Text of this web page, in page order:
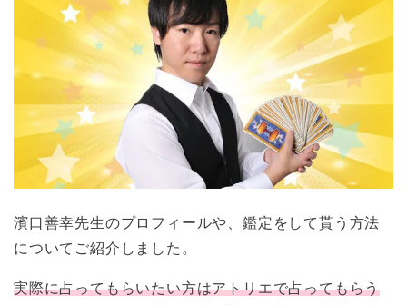
濱口善幸先生のプロフィールや、鑑定をして貰う方法
についてご紹介しました。
実際に占ってもらいたい方はアトリエで占ってもらう